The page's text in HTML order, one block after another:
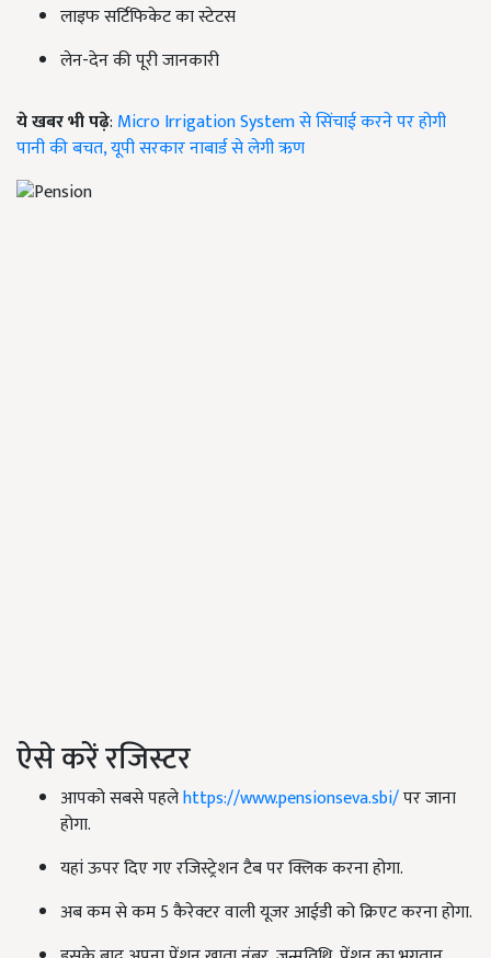
लाइफ सर्टिफिकेट का स्टेटस
लेन-देन की पूरी जानकारी
ये खबर भी पढ़े: Micro Irrigation System से सिंचाई करने पर होगी
पानी की बचत, यूपी सरकार नाबार्ड से लेगी ऋण
ऐसे करें रजिस्टर
आपको सबसे पहलेhttps://www.pensionseva.sbi/पर जाना
होगा.
यहां ऊपर दिए गए रजिस्ट्रेशन टैब पर क्लिक करना होगा.
अब कम से कम 5 कैरेक्टर वाली यूजर आईडी को क्रिएट करना होगा.